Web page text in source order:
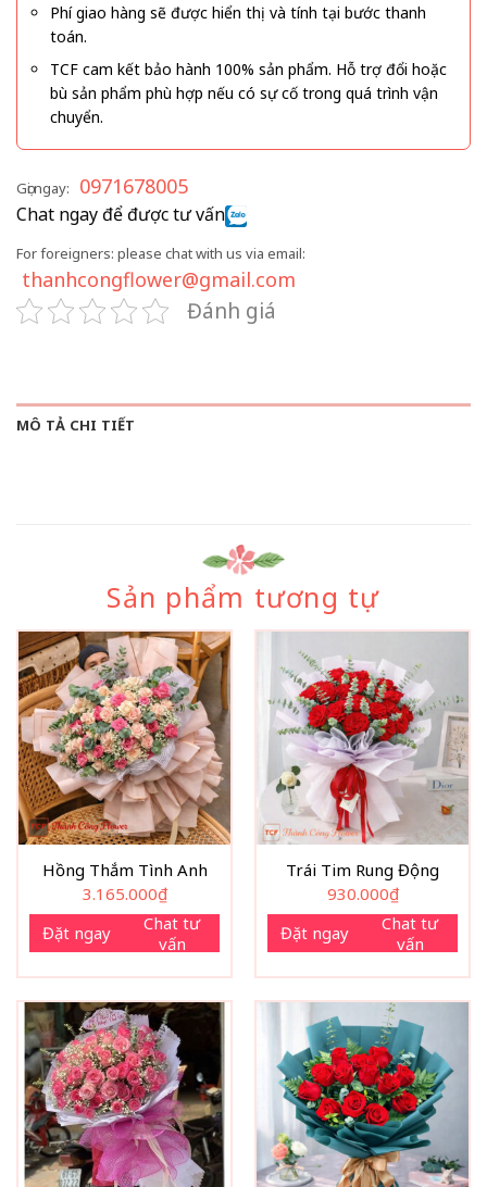
Phí giao hàng sẽ được hiển thị và tính tại bước thanh
toán.
TCF cam kết bảo hành 100% sản phẩm. Hỗ trợ đổi hoặc
bù sản phẩm phù hợp nếu có sự cố trong quá trình vận
chuyển.
Gọi ngay: 0971678005
Chat ngay để được tư vấn
For foreigners: please chat with us via email:
thanhcongflower@gmail.com
Đánh giá
MÔ TẢ CHI TIẾT
Sản phẩm tương tự
Hồng Thắm Tình Anh
3.165.000₫
Đặt ngay
Chat tư
vấn
Trái Tim Rung Động
930.000₫
Đặt ngay
Chat tư
vấn